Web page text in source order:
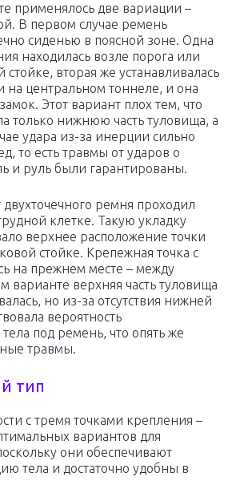
применялось две вариации –
В первом случае ремень
сиденью в поясной зоне. Одна
находилась возле порога или
стойке, вторая же устанавливалась
на центральном тоннеле, и она
Этот вариант плох тем, что
только нижнюю часть туловища, а
удара из-за инерции сильно
то есть травмы от ударов о
и руль были гарантированы.
ремня проходил
клетке. Такую укладку
верхнее расположение точки
стойке. Крепежная точка с
на прежнем месте – между
варианте верхняя часть туловища
но из-за отсутствия нижней
вероятность
под ремень, что опять же
травмы.
тип
с тремя точками крепления –
вариантов для
они обеспечивают
тела и достаточно удобны в